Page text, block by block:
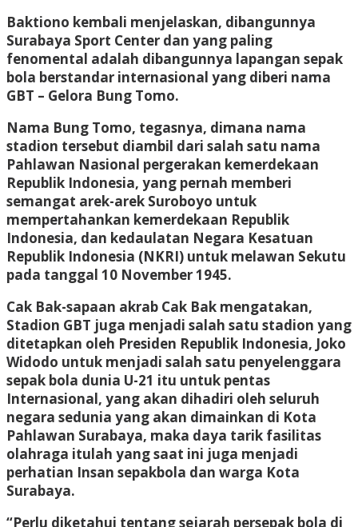
Baktiono kembali menjelaskan, dibangunnya
Surabaya Sport Center dan yang paling
fenomental adalah dibangunnya lapangan sepak
bola berstandar internasional yang diberi nama
GBT – Gelora Bung Tomo.
Nama Bung Tomo, tegasnya, dimana nama
stadion tersebut diambil dari salah satu nama
Pahlawan Nasional pergerakan kemerdekaan
Republik Indonesia, yang pernah memberi
semangat arek-arek Suroboyo untuk
mempertahankan kemerdekaan Republik
Indonesia, dan kedaulatan Negara Kesatuan
Republik Indonesia (NKRI) untuk melawan Sekutu
pada tanggal 10 November 1945.
Cak Bak-sapaan akrab Cak Bak mengatakan,
Stadion GBT juga menjadi salah satu stadion yang
ditetapkan oleh Presiden Republik Indonesia, Joko
Widodo untuk menjadi salah satu penyelenggara
sepak bola dunia U-21 itu untuk pentas
Internasional, yang akan dihadiri oleh seluruh
negara sedunia yang akan dimainkan di Kota
Pahlawan Surabaya, maka daya tarik fasilitas
olahraga itulah yang saat ini juga menjadi
perhatian Insan sepakbola dan warga Kota
Surabaya.
“Perlu diketahui tentang sejarah persepak bola di